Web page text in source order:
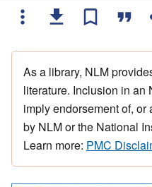
As a library, NLM
literature. Inclusion in an
imply endorsement of,
by NLM or the National
Learn more: PMC